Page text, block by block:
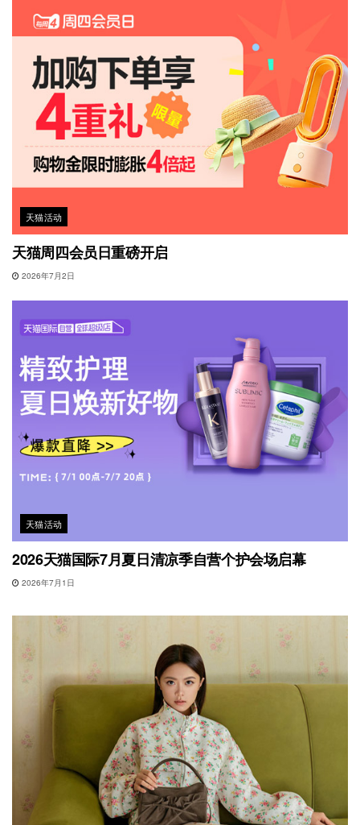
天猫活动
天猫周四会员日重磅开启
2026年7月2日
天猫活动
2026天猫国际7月夏日清凉季自营个护会场启幕
2026年7月1日